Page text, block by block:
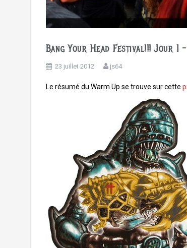
Bang Your Head Festival!!! Jour 1
23 juillet 2012 js64
Le résumé du Warm Up se trouve sur cette